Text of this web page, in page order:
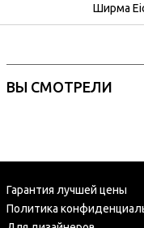
Ширма
ВЫ СМОТРЕЛИ
Гарантия лучшей цены
Политика